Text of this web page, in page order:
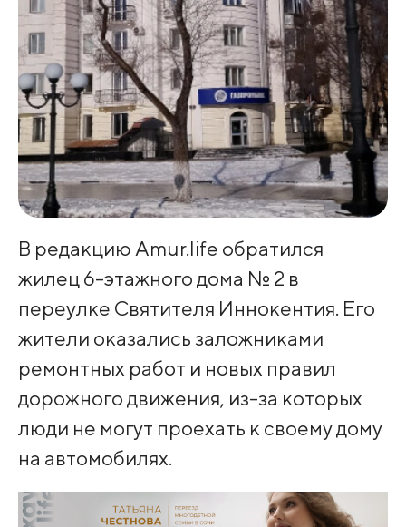
В редакцию Amur.life обратился
жилец 6-этажного дома № 2 в
переулке Святителя Иннокентия. Его
жители оказались заложниками
ремонтных работ и новых правил
дорожного движения, из-за которых
люди не могут проехать к своему дому
на автомобилях.